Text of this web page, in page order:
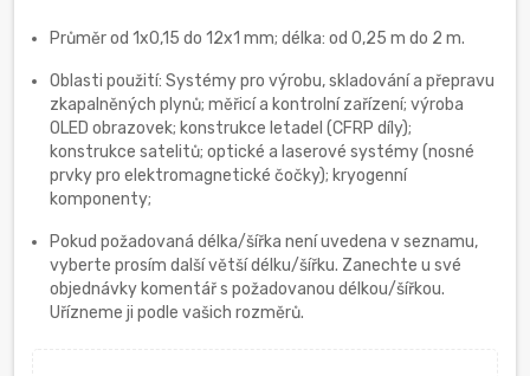
Průměr od 1x0,15 do 12х1 mm; délka: od 0,25 m do 2 m.
Oblasti použití: Systémy pro výrobu, skladování a přepravu
zkapalněných plynů; měřicí a kontrolní zařízení; výroba
OLED obrazovek; konstrukce letadel (CFRP díly);
konstrukce satelitů; optické a laserové systémy (nosné
prvky pro elektromagnetické čočky); kryogenní
komponenty;
Pokud požadovaná délka/šířka není uvedena v seznamu,
vyberte prosím další větší délku/šířku. Zanechte u své
objednávky komentář s požadovanou délkou/šířkou.
Uřízneme ji podle vašich rozměrů.